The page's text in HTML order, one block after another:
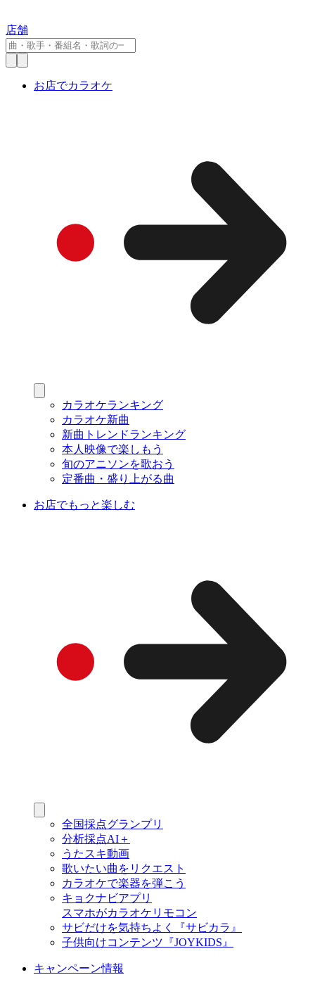
店舗
お店でカラオケ
カラオケランキング
カラオケ新曲
新曲トレンドランキング
本人映像で楽しもう
旬のアニソンを歌おう
定番曲・盛り上がる曲
お店でもっと楽しむ
全国採点グランプリ
分析採点AI＋
うたスキ動画
歌いたい曲をリクエスト
カラオケで楽器を弾こう
キョクナビアプリ
スマホがカラオケリモコン
サビだけを気持ちよく『サビカラ』
子供向けコンテンツ『JOYKIDS』
キャンペーン情報